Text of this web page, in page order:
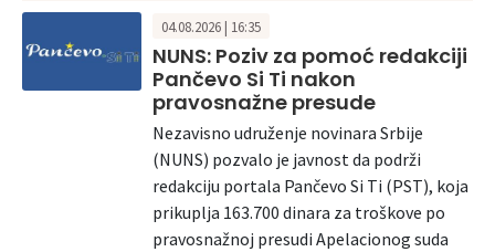
04.08.2026 | 16:35
NUNS: Poziv za pomoć redakciji
Pančevo Si Ti nakon
pravosnažne presude
Nezavisno udruženje novinara Srbije
(NUNS) pozvalo je javnost da podrži
redakciju portala Pančevo Si Ti (PST), koja
prikuplja 163.700 dinara za troškove po
pravosnažnoj presudi Apelacionog suda